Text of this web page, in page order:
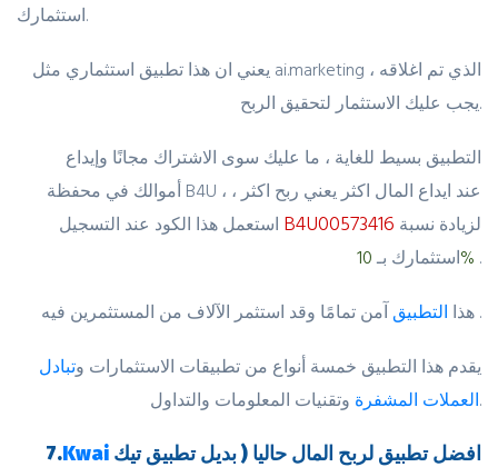
استثمارك.
يعني ان هذا تطبيق استثماري مثل ai.marketing الذي تم اغلاقه ،
يجب عليك الاستثمار لتحقيق الربح.
التطبيق بسيط للغاية ، ما عليك سوى الاشتراك مجانًا وإيداع
أموالك في محفظة B4U ، عند ايداع المال اكثر يعني ربح اكثر ،
B4U00573416 لزيادة نسبة
استثمارك بـ10% .
هذا التطبيق آمن تمامًا وقد استثمر الآلاف من المستثمرين فيه .
يقدم هذا التطبيق خمسة أنواع من تطبيقات الاستثمارات وتبادل
العملات المشفرةوتقنيات المعلومات والتداول.
7.Kwai افضل تطبيق لربح المال حاليا ( بديل تطبيق تيك